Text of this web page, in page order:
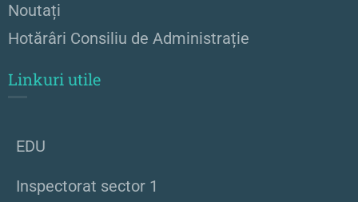
Noutați
Hotărâri Consiliu de Administrație
Linkuri utile
EDU
Inspectorat sector 1